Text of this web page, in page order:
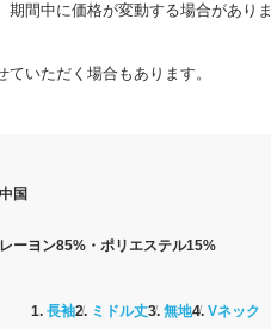
間中に価格が変動する場合がありま
いただく場合もあります。
中国
レーヨン85%・ポリエステル15%
長袖 ミドル丈 無地 Vネック